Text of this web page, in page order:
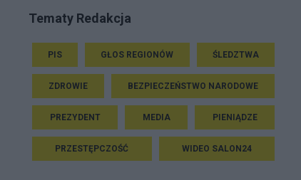
Tematy Redakcja
PIS GŁOS REGIONÓW ŚLEDZTWA
ZDROWIE BEZPIECZEŃSTWO NARODOWE
PREZYDENT MEDIA PIENIĄDZE
PRZESTĘPCZOŚĆ WIDEO SALON24